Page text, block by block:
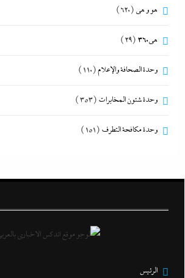
هو و هي (620)
هى360 (29)
وحدة الصحافة والإعلام(110)
وحدة شئون المخابرات (353)
وحدة مكافحة التطرف (151)
الرئيس